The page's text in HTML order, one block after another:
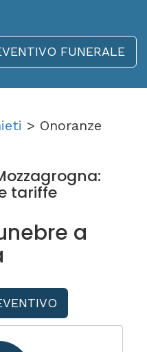
FUNERALE
> Onoranze
tariffe
a